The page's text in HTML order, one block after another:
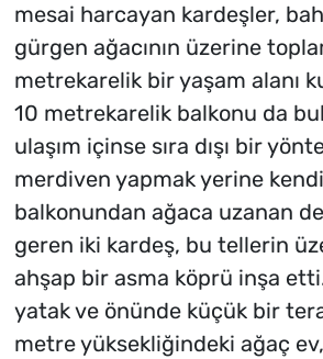
mesai harcayan kardeşler,
gürgen ağacının üzerine
metrekarelik bir yaşam alanı
10 metrekarelik balkonu da
ulaşım içinse sıra dışı bir
merdiven yapmak yerine
balkonundan ağaca uzanan
geren iki kardeş, bu tellerin
ahşap bir asma köprü inşa
yatak ve önünde küçük bir
metre yüksekliğindeki ağaç